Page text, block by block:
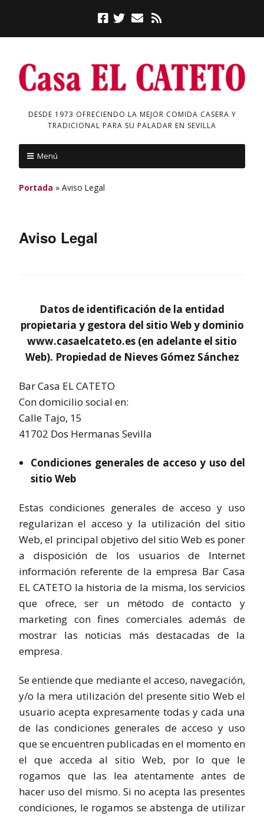
DESDE 1973 OFRECIENDO LA MEJOR COMIDA CASERA Y
TRADICIONAL PARA SU PALADAR EN SEVILLA
Menú
Portada » Aviso Legal
Aviso Legal
Datos de identificación de la entidad
propietaria y gestora del sitio Web y dominio
www.casaelcateto.es (en adelante el sitio
Web). Propiedad de Nieves Gómez Sánchez
Bar Casa EL CATETO
Con domicilio social en:
Calle Tajo, 15
41702 Dos Hermanas Sevilla
Condiciones generales de acceso y uso del
sitio Web
Estas condiciones generales de acceso y uso
regularizan el acceso y la utilización del sitio
Web, el principal objetivo del sitio Web es poner
a disposición de los usuarios de Internet
información referente de la empresa Bar Casa
EL CATETO la historia de la misma, los servicios
que ofrece, ser un método de contacto y
marketing con fines comerciales además de
mostrar las noticias más destacadas de la
empresa.
Se entiende que mediante el acceso, navegación,
y/o la mera utilización del presente sitio Web el
usuario acepta expresamente todas y cada una
de las condiciones generales de acceso y uso
que se encuentren publicadas en el momento en
el que acceda al sitio Web, por lo que le
rogamos que las lea atentamente antes de
hacer uso del mismo. Si no acepta las presentes
condiciones, le rogamos se abstenga de utilizar